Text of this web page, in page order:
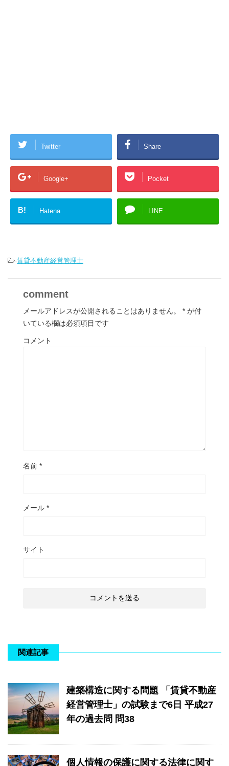
Twitter Share
Google+ Pocket
B! Hatena LINE
-賃貸不動産経営管理士
comment
メールアドレスが公開されることはありません。 * が付
いている欄は必須項目です
コメント
名前 *
メール *
サイト
関連記事
建築構造に関する問題 「賃貸不動産
経営管理士」の試験まで6日 平成27
年の過去問 問38
個人情報の保護に関する法律に関す